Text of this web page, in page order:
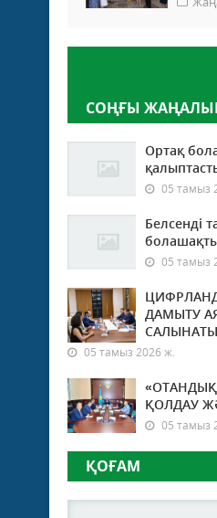
СОҢҒЫ
Ортақ
05 тамыз
Белсенді
05 тамыз
ДАМЫТУ
05 тамыз 2026 ж.
ҚОЛДАУ
05 тамыз
ҚОҒАМ